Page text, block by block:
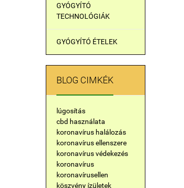
GYÓGYÍTÓ
TECHNOLÓGIÁK
GYÓGYÍTÓ ÉTELEK
BLOG CIMKÉK
lúgosítás
cbd használata
koronavírus halálozás
koronavírus ellenszere
koronavírus védekezés
koronavírus
koronavírusellen
köszvény ízületek